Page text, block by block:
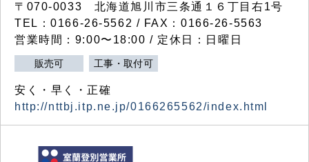
〒070-0033 北海道旭川市三条通１６丁目右1号
TEL：0166-26-5562 / FAX：0166-26-5563
営業時間：9:00〜18:00 / 定休日：日曜日
販売可 工事・取付可
安く・早く・正確
http://nttbj.itp.ne.jp/0166265562/index.html